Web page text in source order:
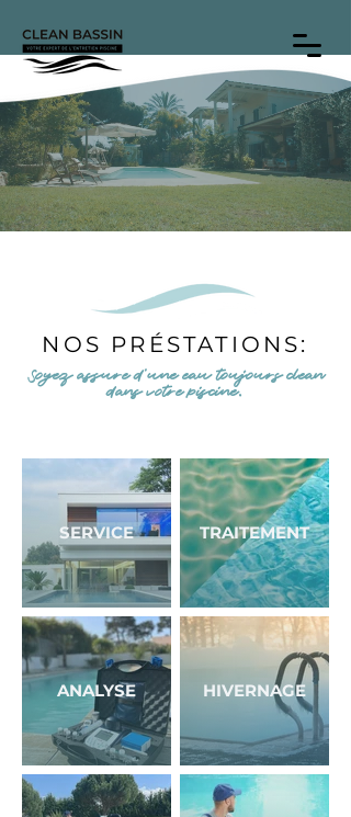
NOS PRÉSTATIONS:
Soyez assure d'une eau toujours clean
dans votre piscine.
SERVICE TRAITEMENT
ANALYSE HIVERNAGE